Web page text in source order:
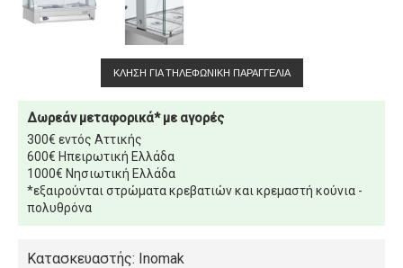
ΚΛΉΣΗ ΓΙΑ ΤΗΛΕΦΩΝΙΚΉ ΠΑΡΑΓΓΕΛΊΑ
Δωρεάν μεταφορικά* με αγορές
300€ εντός Αττικής
600€ Ηπειρωτική Ελλάδα
1000€ Νησιωτική Ελλάδα
*εξαιρούνται στρώματα κρεβατιών και κρεμαστή κούνια -
πολυθρόνα
Κατασκευαστής: Inomak